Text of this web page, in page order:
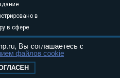
в
в сфере
и
05
Эл № ФС77-
Вы соглашаетесь с
файлов cookie